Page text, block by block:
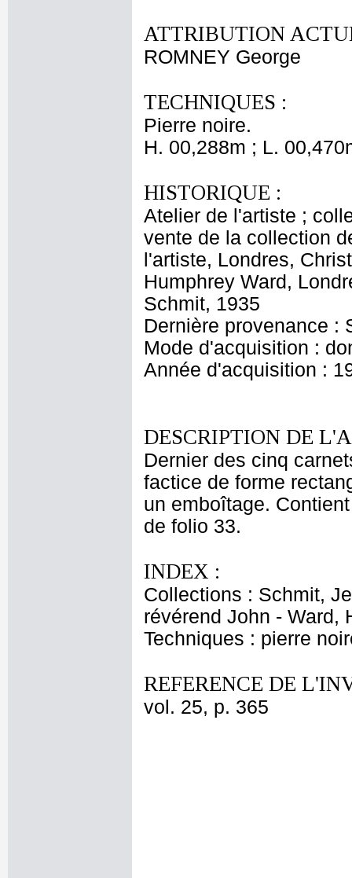
ATTRIBUTION
ROMNEY George
TECHNIQUES :
Pierre noire.
H. 00,288m ; L.
HISTORIQUE :
Atelier de l'artiste ;
vente de la collection
l'artiste, Londres,
Humphrey Ward,
Schmit, 1935
Dernière provenance :
Mode d'acquisition :
Année d'acquisition :
DESCRIPTION DE
Dernier des cinq
factice de forme
un emboîtage.
de folio 33.
INDEX :
Collections : Schmit,
révérend John - Ward,
Techniques : pierre
REFERENCE DE
vol. 25, p. 365